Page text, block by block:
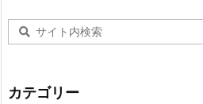
カテゴリー